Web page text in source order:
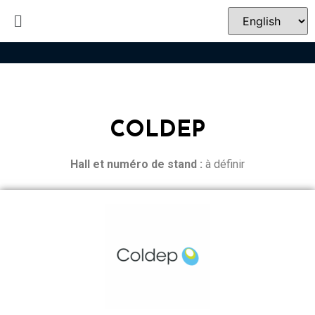
COLDEP
Hall et numéro de stand : à définir